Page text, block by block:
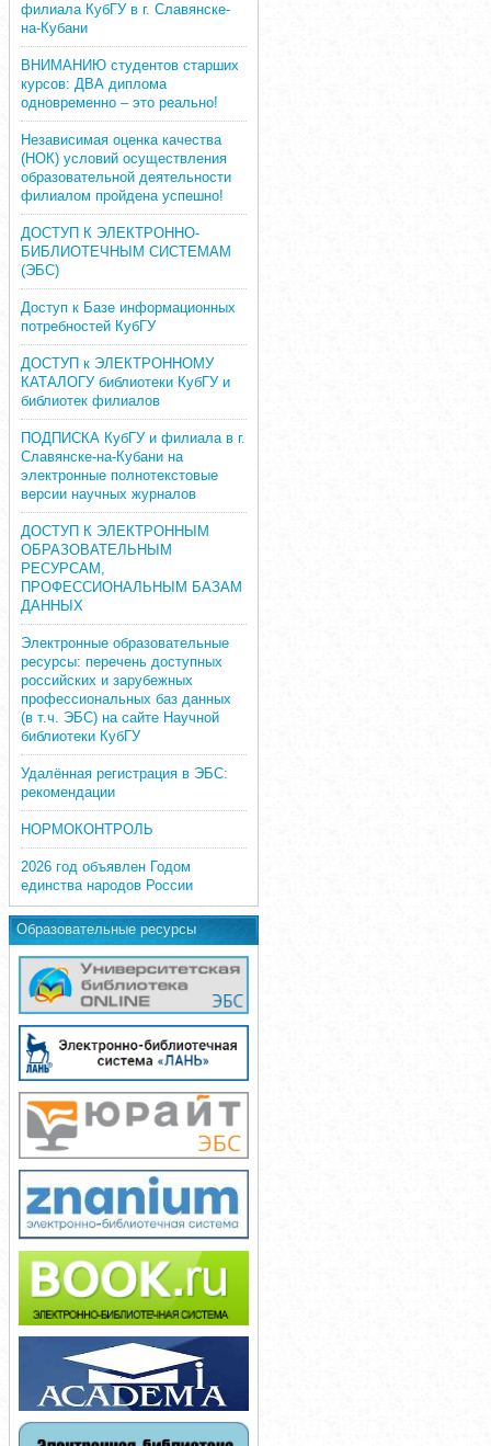
филиала КубГУ в г. Славянске-
на-Кубани
ВНИМАНИЮ студентов старших
курсов: ДВА диплома
одновременно – это реально!
Независимая оценка качества
(НОК) условий осуществления
образовательной деятельности
филиалом пройдена успешно!
ДОСТУП К ЭЛЕКТРОННО-
БИБЛИОТЕЧНЫМ СИСТЕМАМ
(ЭБС)
Доступ к Базе информационных
потребностей КубГУ
ДОСТУП к ЭЛЕКТРОННОМУ
КАТАЛОГУ библиотеки КубГУ и
библиотек филиалов
ПОДПИСКА КубГУ и филиала в г.
Славянске-на-Кубани на
электронные полнотекстовые
версии научных журналов
ДОСТУП К ЭЛЕКТРОННЫМ
ОБРАЗОВАТЕЛЬНЫМ
РЕСУРСАМ,
ПРОФЕССИОНАЛЬНЫМ БАЗАМ
ДАННЫХ
Электронные образовательные
ресурсы: перечень доступных
российских и зарубежных
профессиональных баз данных
(в т.ч. ЭБС) на сайте Научной
библиотеки КубГУ
Удалённая регистрация в ЭБС:
рекомендации
НОРМОКОНТРОЛЬ
2026 год объявлен Годом
единства народов России
Образовательные ресурсы